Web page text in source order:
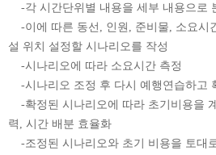
-각 시간단위별 내용을 세부 내용으로
-이에 따른 동선, 인원, 준비물, 소요시
설 위치 설정할 시나리오를 작성
-시나리오에 따라 소요시간 측정
-시나리오 조정 후 다시 예행연습하고
-확정된 시나리오에 따라 초기비용을
력, 시간 배분 효율화
-조정된 시나리오와 초기 비용을 토대